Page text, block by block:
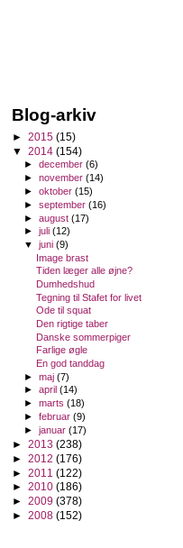
Blog-arkiv
► 2015 (15)
▼ 2014 (154)
►december(6)
►november(14)
►oktober(15)
►september(16)
►august(17)
►juli(12)
▼juni(9)
Image brast
Tiden læger alle øjne?
Dumhedshud
Tegning til Stafet for livet
Ode til squat
Den rigtige taber
Danske sommerpiger
Farlige øgle
En god tanddag
►maj(7)
►april(14)
►marts(18)
►februar(9)
►januar(17)
► 2013 (238)
► 2012 (176)
► 2011 (122)
► 2010 (186)
► 2009 (378)
► 2008 (152)